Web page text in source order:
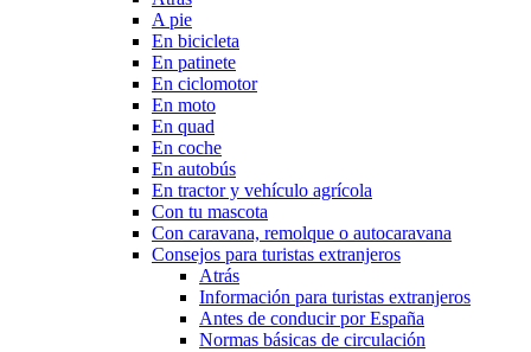
A pie
En bicicleta
En patinete
En ciclomotor
En moto
En quad
En coche
En autobús
En tractor y vehículo agrícola
Con tu mascota
Con caravana, remolque o autocaravana
Consejos para turistas extranjeros
Atrás
Información para turistas extranjeros
Antes de conducir por España
Normas básicas de circulación